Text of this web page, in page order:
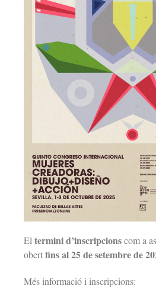
El termini d’inscripcionscom a
obertfins al 25 de setembre de
Més informació i inscripcions: